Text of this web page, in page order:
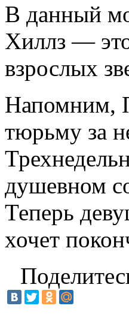
В данный
Хиллз —
взрослых
Напомним,
тюрьму за
душевном
Теперь
хочет